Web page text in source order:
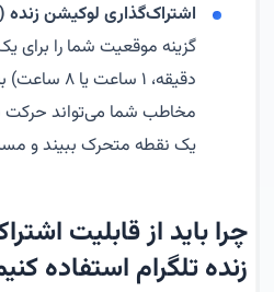
اشتراک‌گذاری لوکیشن زنده (Share live location):
دقیقه، ۱
مخاطب شما می‌تواند حرکت
یک نقطه متحرک ببیند و
چرا باید از قابلیت
زنده تلگرام استفاده